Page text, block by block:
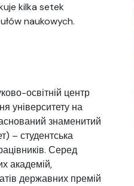
kilka setek
naukowych.
освітній центр
університету на
знаменитий
– студентська
Серед
академій,
державних премій